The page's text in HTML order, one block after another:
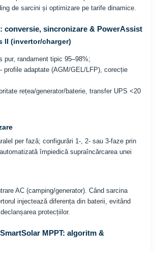
de sarcini și optimizare pe tarife dinamice.
conversie, sincronizare & PowerAssist
II (invertor/charger)
pur, randament tipic 95–98%;
profile adaptate (AGM/GEL/LFP), corecție
rețea/generator/baterie, transfer UPS <20
per fază; configurări 1-, 2- sau 3-faze prin
împiedică supraîncărcarea unei
AC (camping/generator). Când sarcina
injectează diferența din baterii, evitând
protecțiilor.
MPPT: algoritm &